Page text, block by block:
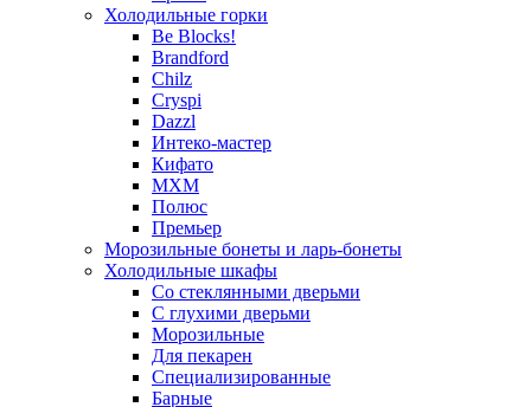
Холодильные горки
Be Blocks!
Brandford
Chilz
Cryspi
Dazzl
Интеко-мастер
Кифато
МХМ
Полюс
Премьер
Морозильные бонеты и ларь-бонеты
Холодильные шкафы
Со стеклянными дверьми
С глухими дверьми
Морозильные
Для пекарен
Специализированные
Барные